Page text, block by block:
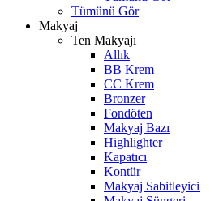
Tümünü Gör
Makyaj
Ten Makyajı
Allık
BB Krem
CC Krem
Bronzer
Fondöten
Makyaj Bazı
Highlighter
Kapatıcı
Kontür
Makyaj Sabitleyici